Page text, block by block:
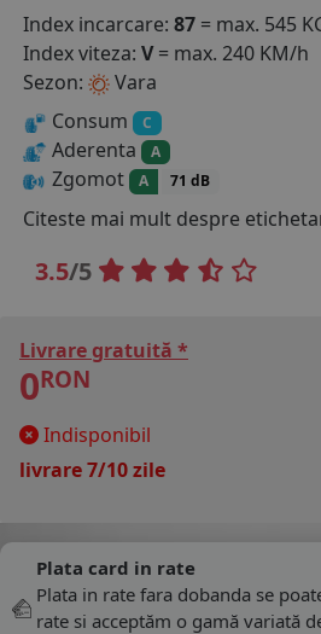
Index incarcare: 87 = max. 545
Index viteza: V= max. 240 KM/h
Sezon:
Vara
Consum
C
Aderenta A
Zgomot A 71 dB
Citeste mai mult despre
3.5/5
Livrare gratuită *
0RON
Indisponibil
livrare 7/10 zile
Plata card in rate
Plata in rate fara dobanda se
rate si acceptăm o gamă variată